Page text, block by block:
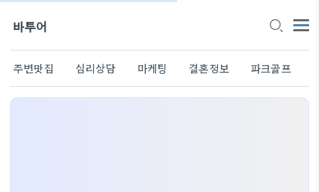
바투어
주변맛집 심리상담 마케팅 결혼정보 파크골프